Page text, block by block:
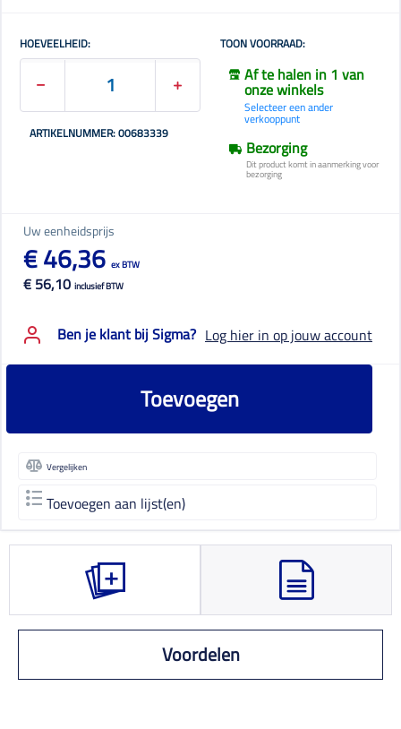
HOEVEELHEID:
ARTIKELNUMMER: 00683339
TOON VOORRAAD:
Af te halen in 1 van
onze winkels
Selecteer een ander
verkooppunt
Bezorging
Dit product komt in aanmerking voor
bezorging
Uw eenheidsprijs
€ 56,10 inclusief BTW
€ 46,36 ex BTW
Ben je klant bij Sigma? Log hier in op jouw account
Toevoegen
Vergelijken
Toevoegen aan lijst(en)
Voordelen